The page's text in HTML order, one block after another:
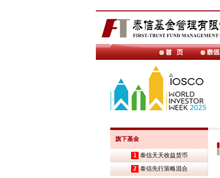
旗下基金
1 泰信天天收益货币
2 泰信先行策略混合